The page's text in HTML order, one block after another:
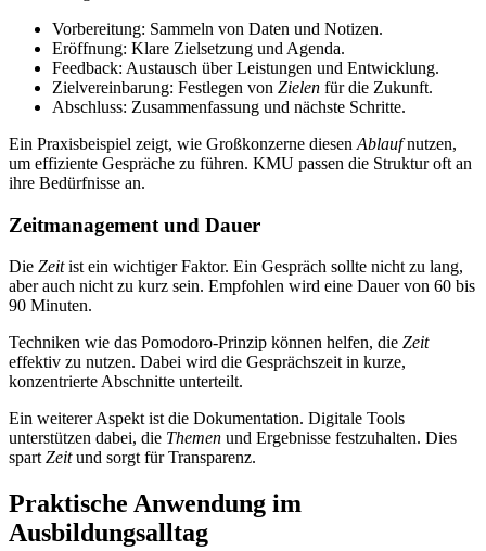
Vorbereitung: Sammeln von Daten und Notizen.
Eröffnung: Klare Zielsetzung und Agenda.
Feedback: Austausch über Leistungen und Entwicklung.
Zielvereinbarung: Festlegen von Zielen für die Zukunft.
Abschluss: Zusammenfassung und nächste Schritte.
Ein Praxisbeispiel zeigt, wie Großkonzerne diesen Ablaufnutzen,
um effiziente Gespräche zu führen. KMU passen die Struktur oft an
ihre Bedürfnisse an.
Zeitmanagement und Dauer
Die Zeitist ein wichtiger Faktor. Ein Gespräch sollte nicht zu lang,
aber auch nicht zu kurz sein. Empfohlen wird eine Dauer von 60 bis
90 Minuten.
Techniken wie das Pomodoro-Prinzip können helfen, die Zeit
effektiv zu nutzen. Dabei wird die Gesprächszeit in kurze,
konzentrierte Abschnitte unterteilt.
Ein weiterer Aspekt ist die Dokumentation. Digitale Tools
unterstützen dabei, die Themen und Ergebnisse festzuhalten. Dies
spart Zeitund sorgt für Transparenz.
Praktische Anwendung im
Ausbildungsalltag